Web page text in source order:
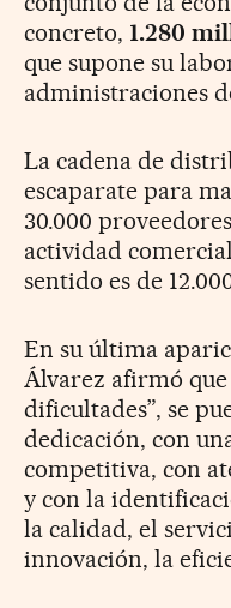
concreto, 1.280
que supone su
administraciones
La cadena de
escaparate para
30.000
actividad
sentido es de
En su última
Álvarez afirmó que
dificultades”, se
dedicación, con
competitiva, con
y con la
la calidad, el
innovación, la